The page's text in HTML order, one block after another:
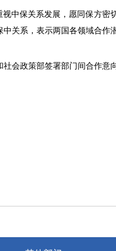
中保关系发展，愿同保方密
关系，表示两国各领域合作
会政策部签署部门间合作意